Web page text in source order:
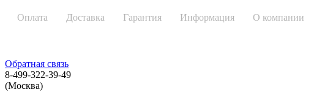
Оплата Доставка Гарантия Информация О компании
Обратная связь
8-499-322-39-49
(Москва)